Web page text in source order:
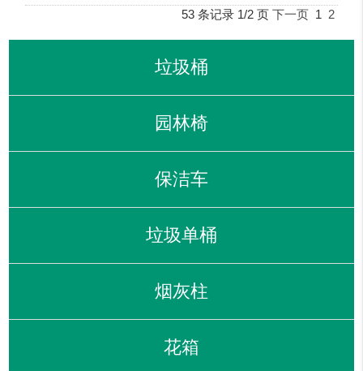
53 条记录 1/2 页 下一页 1 2
垃圾桶
园林椅
保洁车
垃圾单桶
烟灰柱
花箱